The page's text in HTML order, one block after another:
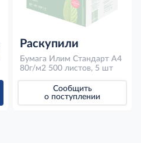
Раскупили
Бумага Илим Стандарт А4
80г/м2 500 листов, 5 шт
Сообщить
о поступлении